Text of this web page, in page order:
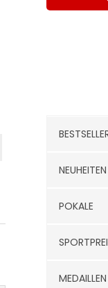
NEUHEITEN
POKALE
MEDAILLEN